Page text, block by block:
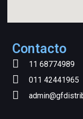
Contacto
11 68774989
011 42441965